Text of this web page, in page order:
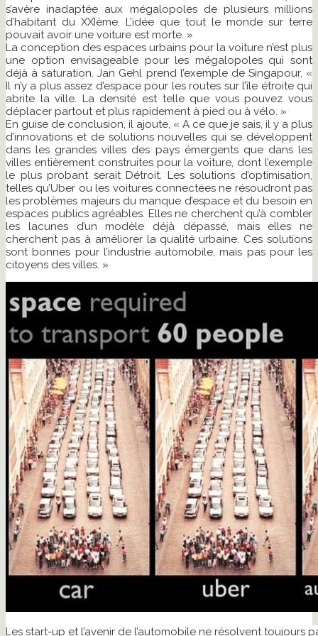
s’avère inadaptée aux mégalopoles de plusieurs millions
d’habitant du XXIème. L’idée que tout le monde sur terre
pouvait avoir une voiture est morte. »
La conception des espaces urbains pour la voiture n’est plus
une option envisageable pour les mégalopoles qui sont
déjà à saturation. Jan Gehl prend l’exemple de Singapour, «
Il n’y a plus assez d’espace pour les routes sur l’île étroite qui
abrite la ville. La densité est telle que vous pouvez vous
déplacer partout et plus rapidement à pied ou à vélo. »
En guise de conclusion, il ajoute, « A ce que je sais, il y a plus
d’innovations et de solutions nouvelles qui se développent
dans les grandes villes des pays émergents que dans les
villes entièrement construites pour la voiture, dont l’exemple
le plus probant serait Détroit. Les solutions d’optimisation,
telles qu’Uber ou les voitures connectées ne résoudront pas
les problèmes majeurs du manque d’espace et du besoin en
espaces publics agréables. Elles ne cherchent qu’à combler
les lacunes d’un modèle déjà dépassé, mais elles ne
cherchent pas à améliorer la qualité urbaine. Ces solutions
sont bonnes pour l’industrie automobile, mais pas pour les
citoyens des villes. »
Les start-up et l’avenir de l’automobile ne résolvent toujours